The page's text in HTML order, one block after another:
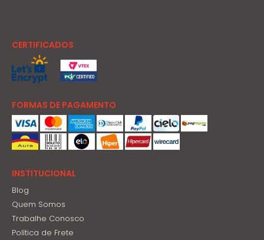
CERTIFICADOS
FORMAS DE PAGAMENTO
INSTITUCIONAL
Blog
Quem Somos
Trabalhe Conosco
Política de Frete